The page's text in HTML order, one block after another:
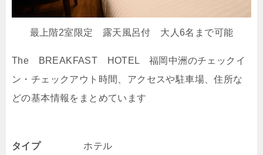
最上階2室限定 露天風呂付 大人6名まで可能
The BREAKFAST HOTEL 福岡中洲のチェックイ
ン・チェックアウト時間、アクセスや駐車場、住所な
どの基本情報をまとめています
タイプ ホテル